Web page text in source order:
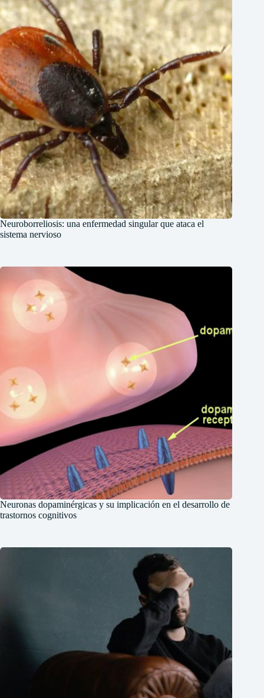
Neuroborreliosis: una enfermedad singular que ataca el
sistema nervioso
Neuronas dopaminérgicas y su implicación en el desarrollo de
trastornos cognitivos